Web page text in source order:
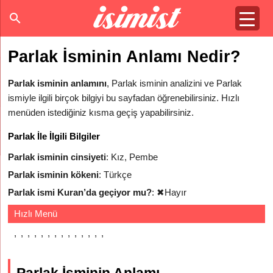
Parlak İsminin Anlamı Nedir?
Parlak isminin anlamını, Parlak isminin analizini ve Parlak
ismiyle ilgili birçok bilgiyi bu sayfadan öğrenebilirsiniz. Hızlı
menüden istediğiniz kısma geçiş yapabilirsiniz.
Parlak İle İlgili Bilgiler
Parlak isminin cinsiyeti: Kız, Pembe
Parlak isminin kökeni: Türkçe
Parlak ismi Kuran’da geçiyor mu?: ✖Hayır
Hızlı Menü